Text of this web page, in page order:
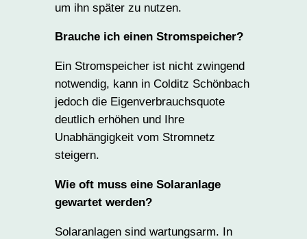
um ihn später zu nutzen.
Brauche ich einen Stromspeicher?
Ein Stromspeicher ist nicht zwingend
notwendig, kann in Colditz Schönbach
jedoch die Eigenverbrauchsquote
deutlich erhöhen und Ihre
Unabhängigkeit vom Stromnetz
steigern.
Wie oft muss eine Solaranlage
gewartet werden?
Solaranlagen sind wartungsarm. In